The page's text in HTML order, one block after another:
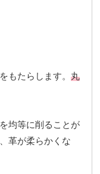
もたらします。 丸
均等に削ることが
革が柔らかくな